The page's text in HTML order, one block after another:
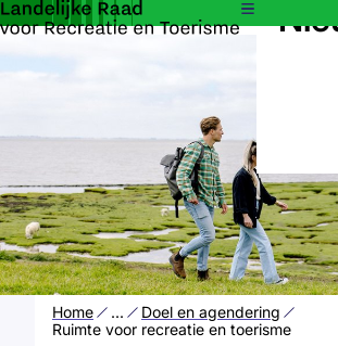
Home ...
Doel en agendering
Ruimte voor recreatie en toerisme